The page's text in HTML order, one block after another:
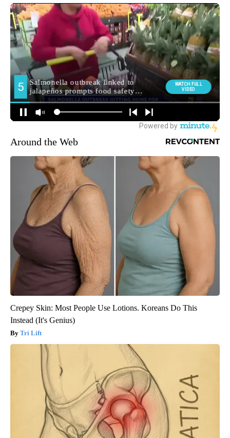
Around the Web
Crepey Skin: Most People Use Lotions. Koreans Do This
Instead (It's Genius)
Tri Lift